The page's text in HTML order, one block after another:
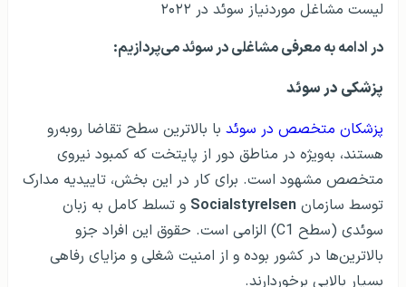
لیست مشاغل موردنیاز سوئد در ۲۰۲۲
در ادامه به معرفی مشاغلی در سوئد می‌پردازیم:
پزشکی در سوئد
پزشکان متخصص در سوئد با بالاترین سطح تقاضا روبه‌رو
هستند، به‌ویژه در مناطق دور از پایتخت که کمبود نیروی
متخصص مشهود است. برای کار در این بخش، تاییدیه مدارک
توسط سازمان Socialstyrelsen و تسلط کامل به زبان
سوئدی (سطح C1) الزامی است. حقوق این افراد جزو
بالاترین‌ها در کشور بوده و از امنیت شغلی و مزایای رفاهی
بسیار بالایی برخوردارند.